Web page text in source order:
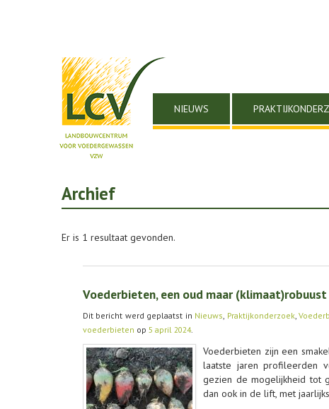
NIEUWS
Archief
Er is 1 resultaat gevonden.
Voederbieten, een oud maar
Dit bericht werd geplaatst in Nieuws, Praktijkonderzoek,
voederbieten op 5 april 2024.
Voederbieten zijn een
laatste jaren profileerden
gezien de mogelijkheid tot
dan ook in de lift, met